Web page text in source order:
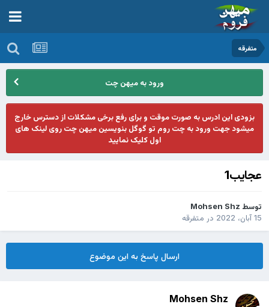
متفرقه
ورود به میهن چت
بزودی این ادرس به صورت موقت و برای رفع برخی مشکلات از دسترس خارج
میشود جهت ورود به چت روم تو گوگل بنویسین میهن چت روی لینک های
اول کلیک نمایید
عجایب1
توسط Mohsen Shz
15 آبان، 2022
در متفرقه
ارسال پاسخ به این موضوع
Mohsen Shz